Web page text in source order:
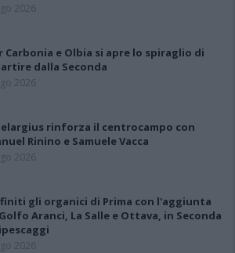
2026
Carbonia e Olbia si apre lo spiraglio di
dalla Seconda
2026
rinforza il centrocampo con
Rinino e Samuele Vacca
2026
gli organici di Prima con l'aggiunta
Aranci, La Salle e Ottava, in Seconda
2026